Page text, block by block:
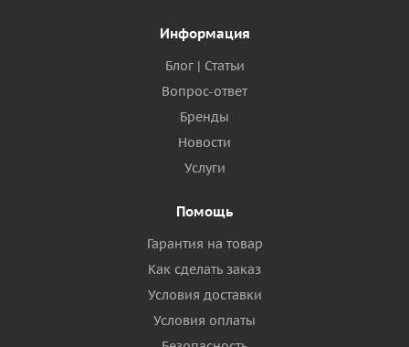
Информация
Блог | Статьи
Вопрос-ответ
Бренды
Новости
Услуги
Помощь
Гарантия на товар
Как сделать заказ
Условия доставки
Условия оплаты